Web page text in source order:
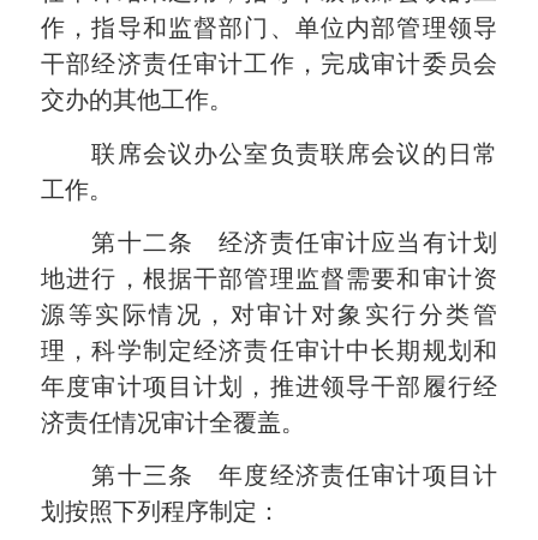
作，指导和监督部门、单位内部管理领导
干部经济责任审计工作，完成审计委员会
交办的其他工作。
联席会议办公室负责联席会议的日常
工作。
第十二条 经济责任审计应当有计划
地进行，根据干部管理监督需要和审计资
源等实际情况，对审计对象实行分类管
理，科学制定经济责任审计中长期规划和
年度审计项目计划，推进领导干部履行经
济责任情况审计全覆盖。
第十三条 年度经济责任审计项目计
划按照下列程序制定：